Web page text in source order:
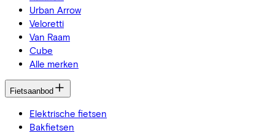
Urban Arrow
Veloretti
Van Raam
Cube
Alle merken
Fietsaanbod
Elektrische fietsen
Bakfietsen